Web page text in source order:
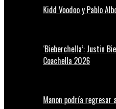
Kidd Voodoo y Pablo
‘Bieberchella’: Justin
Coachella 2026
Manon podría regresar